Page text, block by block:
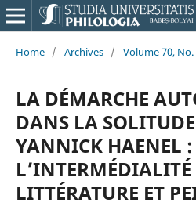
Home / Archives / Volume 70,
LA DÉMARCHE
DANS LA
YANNICK HAENEL :
L’INTERMÉDIALITÉ
LITTÉRATURE ET